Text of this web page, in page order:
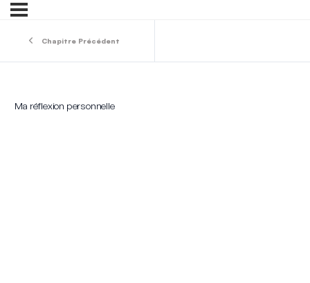
Chapitre Précédent
Ma réflexion personnelle